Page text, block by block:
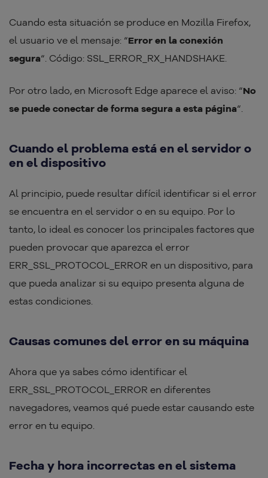
Cuando esta situación se produce en Mozilla Firefox,
el usuario ve el mensaje: “Error en la conexión
segura“. Código: SSL_ERROR_RX_HANDSHAKE.
Por otro lado, en Microsoft Edge aparece el aviso: “No
se puede conectar de forma segura a esta página“.
Cuando el problema está en el servidor o
en el dispositivo
Al principio, puede resultar difícil identificar si el error
se encuentra en el servidor o en su equipo. Por lo
tanto, lo ideal es conocer los principales factores que
pueden provocar que aparezca el error
ERR_SSL_PROTOCOL_ERROR en un dispositivo, para
que pueda analizar si su equipo presenta alguna de
estas condiciones.
Causas comunes del error en su máquina
Ahora que ya sabes cómo identificar el
ERR_SSL_PROTOCOL_ERROR en diferentes
navegadores, veamos qué puede estar causando este
error en tu equipo.
Fecha y hora incorrectas en el sistema